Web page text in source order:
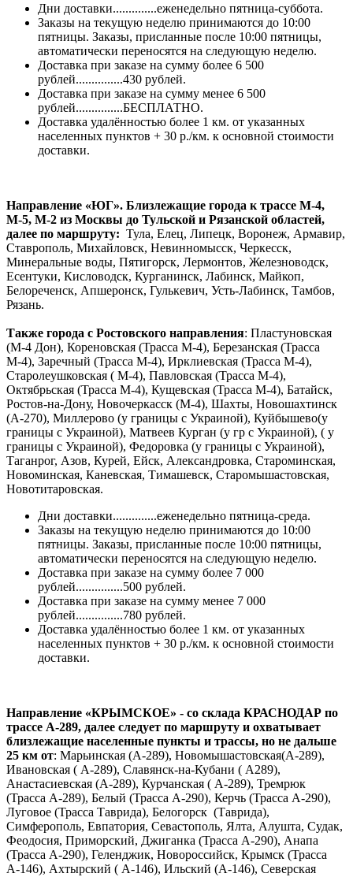
Дни доставки..............еженедельно пятница-суббота.
Заказы на текущую неделю принимаются до 10:00
пятницы. Заказы, присланные после 10:00 пятницы,
автоматически переносятся на следующую неделю.
Доставка при заказе на сумму более 6 500
рублей...............430 рублей.
Доставка при заказе на сумму менее 6 500
рублей...............БЕСПЛАТНО.
Доставка удалённостью более 1 км. от указанных
населенных пунктов + 30 р./км. к основной стоимости
доставки.
Направление «ЮГ». Близлежащие города к трассе М-4,
М-5, М-2 из Москвы до Тульской и Рязанской областей,
далее по маршруту: Тула, Елец, Липецк, Воронеж, Армавир,
Ставрополь, Михайловск, Невинномысск, Черкесск,
Минеральные воды, Пятигорск, Лермонтов, Железноводск,
Есентуки, Кисловодск, Курганинск, Лабинск, Майкоп,
Белореченск, Апшеронск, Гулькевич, Усть-Лабинск, Тамбов,
Рязань.
Также города с Ростовского направления: Пластуновская
(М-4 Дон), Кореновская (Трасса М-4), Березанская (Трасса
М-4), Заречный (Трасса М-4), Ирклиевская (Трасса М-4),
Старолеушковская ( М-4), Павловская (Трасса М-4),
Октябрьская (Трасса М-4), Кущевская (Трасса М-4), Батайск,
Ростов-на-Дону, Новочеркасск (М-4), Шахты, Новошахтинск
(А-270), Миллерово (у границы с Украиной), Куйбышево(у
границы с Украиной), Матвеев Курган (у гр с Украиной), ( у
границы с Украиной), Федоровка (у границы с Украиной),
Таганрог, Азов, Курей, Ейск, Александровка, Староминская,
Новоминская, Каневская, Тимашевск, Старомышастовская,
Новотитаровская.
Дни доставки..............еженедельно пятница-среда.
Заказы на текущую неделю принимаются до 10:00
пятницы. Заказы, присланные после 10:00 пятницы,
автоматически переносятся на следующую неделю.
Доставка при заказе на сумму более 7 000
рублей...............500 рублей.
Доставка при заказе на сумму менее 7 000
рублей...............780 рублей.
Доставка удалённостью более 1 км. от указанных
населенных пунктов + 30 р./км. к основной стоимости
доставки.
Направление «КРЫМСКОЕ» - со склада КРАСНОДАР по
трассе А-289, далее следует по маршруту и охватывает
близлежащие населенные пункты и трассы, но не дальше
25 км от: Марьинская (А-289), Новомышастовская(А-289),
Ивановская ( А-289), Славянск-на-Кубани ( А289),
Анастасиевская (А-289), Курчанская ( А-289), Тремрюк
(Трасса А-289), Белый (Трасса А-290), Керчь (Трасса А-290),
Луговое (Трасса Таврида), Белогорск (Таврида),
Симферополь, Евпатория, Севастополь, Ялта, Алушта, Судак,
Феодосия, Приморский, Джиганка (Трасса А-290), Анапа
(Трасса А-290), Геленджик, Новороссийск, Крымск (Трасса
А-146), Ахтырский ( А-146), Ильский (А-146), Северская